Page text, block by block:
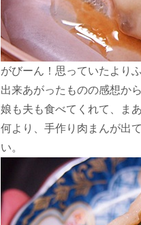
がびーん！思っていたより
出来あがったものの感想か
娘も夫も食べてくれて、ま
何より、手作り肉まんが出
い。